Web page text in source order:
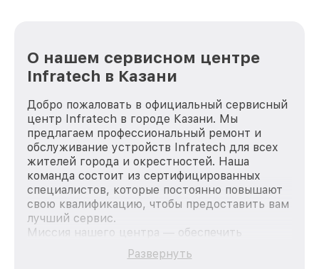
О нашем сервисном центре
Infratech в Казани
Добро пожаловать в официальный сервисный
центр Infratech в городе Казани. Мы
предлагаем профессиональный ремонт и
обслуживание устройств Infratech для всех
жителей города и окрестностей. Наша
команда состоит из сертифицированных
специалистов, которые постоянно повышают
свою квалификацию, чтобы предоставить вам
лучший сервис.
Миссия нашего центра — обеспечить
качественный и доступный ремонт для
каждого пользователя продукции Infratech,
Развернуть